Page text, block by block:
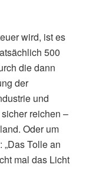
wird, ist es
500
die dann
der
und
reichen –
Oder um
Tolle an
mal das Licht